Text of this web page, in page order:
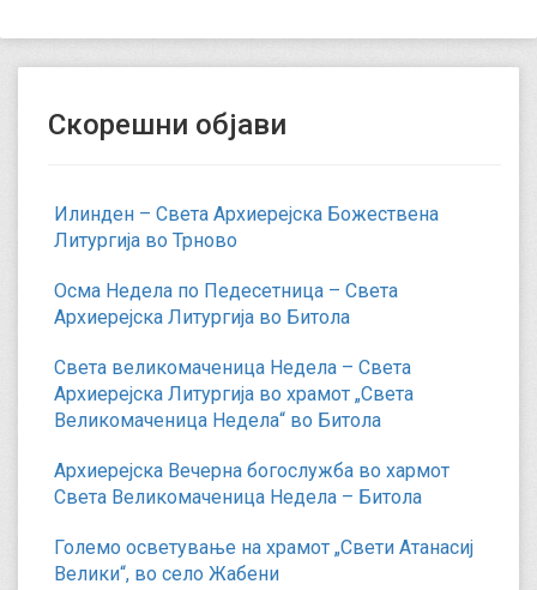
Скорешни објави
Илинден – Света Архиерејска Божествена
Литургија во Трново
Осма Недела по Педесетница – Света
Архиерејска Литургија во Битола
Света великомаченица Недела – Света
Архиерејска Литургија во храмот „Света
Великомаченица Недела“ во Битола
Архиерејска Вечерна богослужба во хармот
Света Великомаченица Недела – Битола
Големо осветување на храмот „Свети Атанасиј
Велики“, во село Жабени